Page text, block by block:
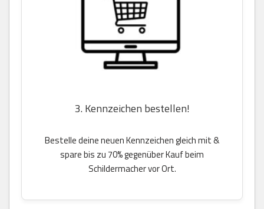
3. Kennzeichen bestellen!
Bestelle deine neuen Kennzeichen gleich mit &
spare bis zu 70% gegenüber Kauf beim
Schildermacher vor Ort.